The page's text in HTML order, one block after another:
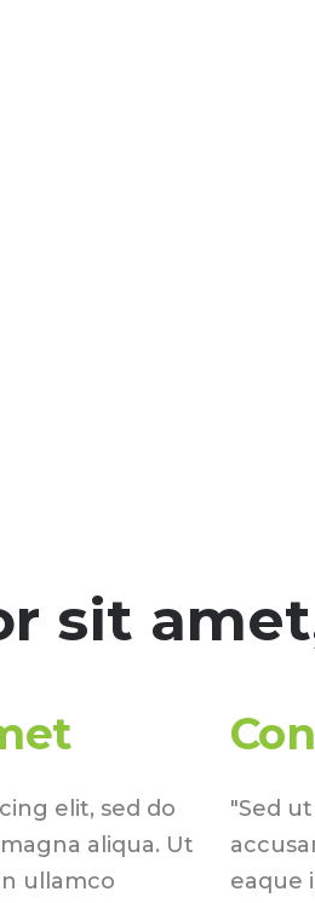
sit
elit, sed do
aliqua. Ut
ullamco
"Sed
eaque